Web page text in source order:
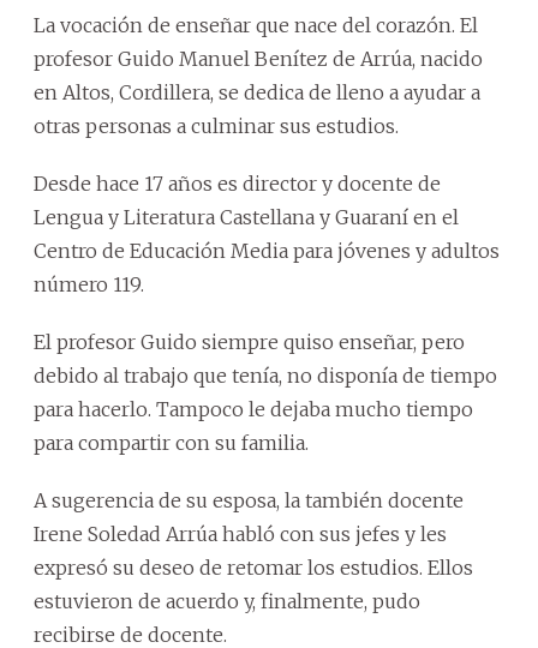
La vocación de enseñar que nace del corazón. El
profesor Guido Manuel Benítez de Arrúa, nacido
en Altos, Cordillera, se dedica de lleno a ayudar a
otras personas a culminar sus estudios.
Desde hace 17 años es director y docente de
Lengua y Literatura Castellana y Guaraní en el
Centro de Educación Media para jóvenes y adultos
número 119.
El profesor Guido siempre quiso enseñar, pero
debido al trabajo que tenía, no disponía de tiempo
para hacerlo. Tampoco le dejaba mucho tiempo
para compartir con su familia.
A sugerencia de su esposa, la también docente
Irene Soledad Arrúa habló con sus jefes y les
expresó su deseo de retomar los estudios. Ellos
estuvieron de acuerdo y, finalmente, pudo
recibirse de docente.